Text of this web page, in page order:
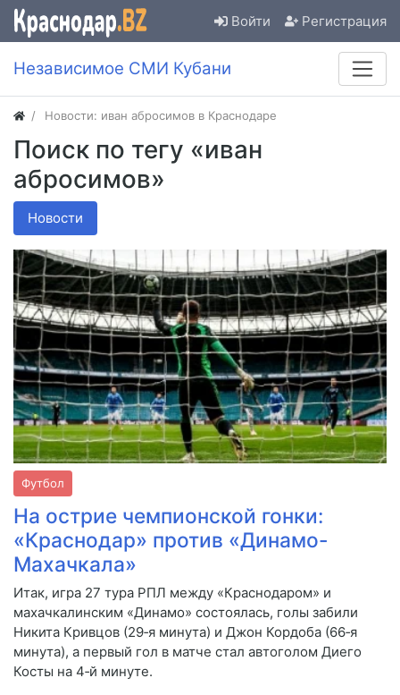
Войти Регистрация
Независимое СМИ Кубани
Новости: иван абросимов в Краснодаре
Поиск по тегу «иван
абросимов»
Новости
Футбол
На острие чемпионской гонки:
«Краснодар» против «Динамо-
Махачкала»
Итак, игра 27 тура РПЛ между «Краснодаром» и
махачкалинским «Динамо» состоялась, голы забили
Никита Кривцов (29‑я минута) и Джон Кордоба (66‑я
минута), а первый гол в матче стал автоголом Диего
Косты на 4‑й минуте.